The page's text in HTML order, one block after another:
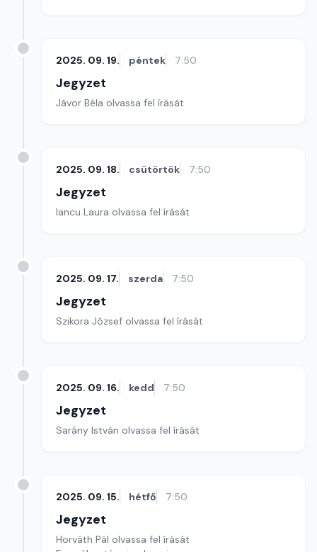
2025. 09. 19. péntek 7:50
Jegyzet
Jávor Béla olvassa fel írását
2025. 09. 18. csütörtök 7:50
Jegyzet
Iancu Laura olvassa fel írását
2025. 09. 17. szerda 7:50
Jegyzet
Szikora József olvassa fel írását
2025. 09. 16. kedd 7:50
Jegyzet
Sarány István olvassa fel írását
2025. 09. 15. hétfő 7:50
Jegyzet
Horváth Pál olvassa fel írását